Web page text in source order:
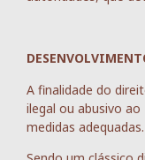
A finalidade do
ilegal ou abusivo ao
medidas adequadas.